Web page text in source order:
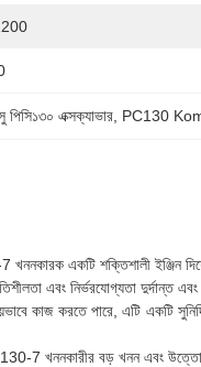
পিসি১৩০ এক্সক্যাভার, PC130
একটি শক্তিশালী ইঞ্জিন দিয়ে
এবং নির্ভরযোগ্যতা দুর্দান্ত
কাজ করতে পারে, এটি একটি
7 খননকারীর বড় খনন এবং উত্তোলন